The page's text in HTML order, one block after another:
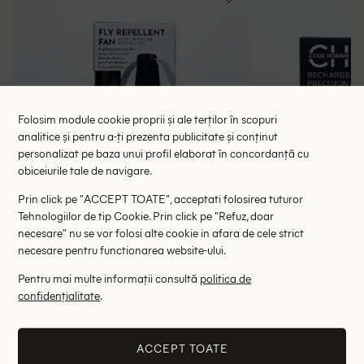
Capcană de țânțari Nor-Tec, negru
Folosim module cookie proprii și ale terților în scopuri
analitice și pentru a-ți prezenta publicitate și conținut
personalizat pe baza unui profil elaborat în concordanță cu
obiceiurile tale de navigare.
Prin click pe "ACCEPT TOATE", acceptati folosirea tuturor
Tehnologiilor de tip Cookie. Prin click pe "Refuz, doar
necesare" nu se vor folosi alte cookie in afara de cele strict
necesare pentru functionarea website-ului.
Pentru mai multe informații consultă politica de
confidențialitate.
ACCEPT TOATE